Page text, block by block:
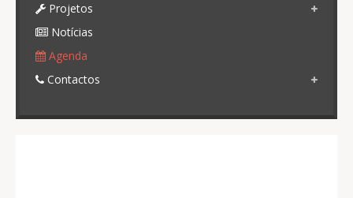
Projetos
Notícias
Agenda
Contactos